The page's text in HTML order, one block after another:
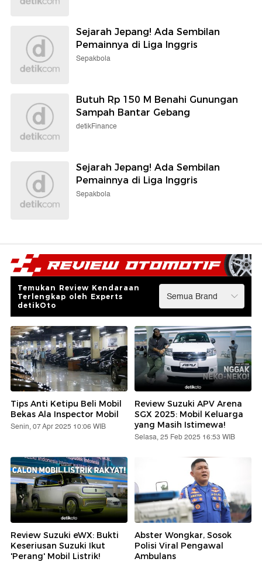
Sejarah Jepang! Ada Sembilan
Pemainnya di Liga Inggris
Sepakbola
Butuh Rp 150 M Benahi Gunungan
Sampah Bantar Gebang
detikFinance
Sejarah Jepang! Ada Sembilan
Pemainnya di Liga Inggris
Sepakbola
Temukan Review Kendaraan
Terlengkap oleh Experts
detikOto
Tips Anti Ketipu Beli Mobil
Bekas Ala Inspector Mobil
Senin, 07 Apr 2025 10:06 WIB
Review Suzuki APV Arena
SGX 2025: Mobil Keluarga
yang Masih Istimewa!
Selasa, 25 Feb 2025 16:53 WIB
Review Suzuki eWX: Bukti
Keseriusan Suzuki Ikut
'Perang' Mobil Listrik!
Abster Wongkar, Sosok
Polisi Viral Pengawal
Ambulans